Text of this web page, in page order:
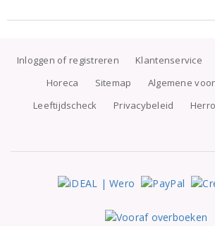
Inloggen of registreren Klantenservice
Horeca
Sitemap
Algemene
Leeftijdscheck
Privacybeleid